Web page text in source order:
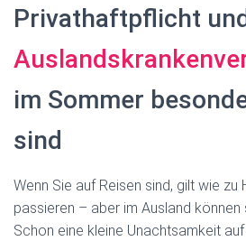
Privathaftpflicht und
im Sommer
sind
Wenn Sie auf Reisen sind, gilt wie zu
passieren – aber im Ausland können
Schon eine kleine Unachtsamkeit